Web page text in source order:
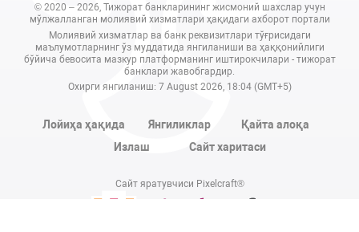
© 2020 – 2026, Тижорат банкларининг жисмоний шахслар учун
мўлжалланган молиявий хизматлари ҳақидаги ахборот портали
Молиявий хизматлар ва банк реквизитлари тўғрисидаги
маълумотларнинг ўз муддатида янгиланиши ва ҳаққонийлиги
бўйича бевосита мазкур платформанинг иштирокчилари - тижорат
банклари жавобгардир.
Охирги янгиланиш: 7 August 2026, 18:04 (GMT+5)
Лойиҳа ҳақида Янгиликлар
Қайта алоқа
Излаш
Сайт харитаси
Сайт яратувчиси Pixelcraft®